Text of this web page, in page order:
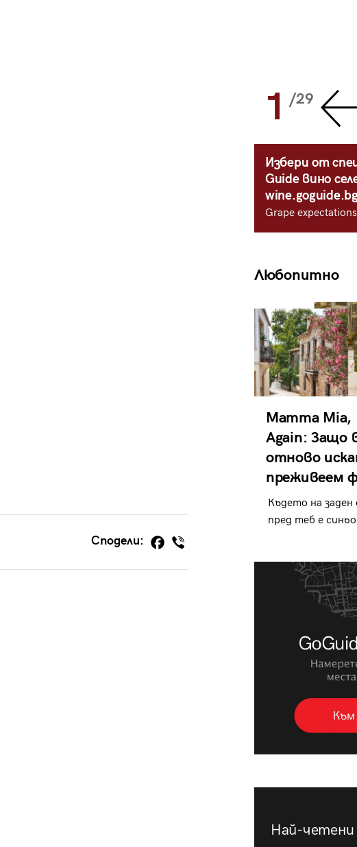
Сподели:
1 /29
Избери от
Guide вино
Grape
Любопитно
Mamma Mia,
Again: Защо
отново
преживеем
Където на заден
пред теб е
Най-четени